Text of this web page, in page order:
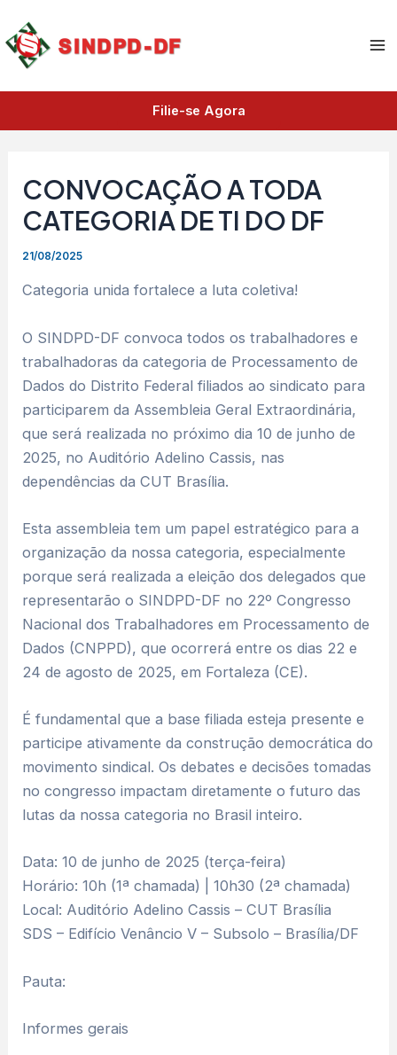
para
Filie-se Agora
CONVOCAÇÃO A TODA
CATEGORIA DE TI DO DF
21/08/2025
Categoria unida fortalece a luta coletiva!
O SINDPD-DF convoca todos os trabalhadores e
trabalhadoras da categoria de Processamento de
Dados do Distrito Federal filiados ao sindicato para
participarem da Assembleia Geral Extraordinária,
que será realizada no próximo dia 10 de junho de
2025, no Auditório Adelino Cassis, nas
dependências da CUT Brasília.
Esta assembleia tem um papel estratégico para a
organização da nossa categoria, especialmente
porque será realizada a eleição dos delegados que
representarão o SINDPD-DF no 22º Congresso
Nacional dos Trabalhadores em Processamento de
Dados (CNPPD), que ocorrerá entre os dias 22 e
24 de agosto de 2025, em Fortaleza (CE).
É fundamental que a base filiada esteja presente e
participe ativamente da construção democrática do
movimento sindical. Os debates e decisões tomadas
no congresso impactam diretamente o futuro das
lutas da nossa categoria no Brasil inteiro.
Data: 10 de junho de 2025 (terça-feira)
Horário: 10h (1ª chamada) | 10h30 (2ª chamada)
Local: Auditório Adelino Cassis – CUT Brasília
SDS – Edifício Venâncio V – Subsolo – Brasília/DF
Pauta:
Informes gerais
r
q
u
v
s